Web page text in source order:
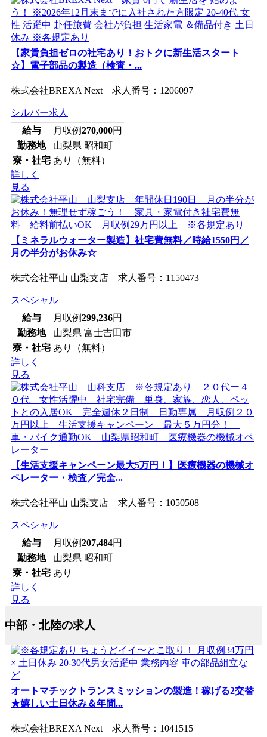
【家賃負担ゼロの社宅あり！おトクに新生活スタート
☆】電子部品の製造（検査・...
株式会社BREXA Next 求人番号：1206097
シルバー求人
給与
月収例270,000円
勤務地
山梨県 昭和町
寮・社宅 あり（無料）
詳しく
見る
【ミネラルウォーター製造】社宅費無料／時給1550円／
月の半分がお休み☆
株式会社平山 山梨支店 求人番号：1150473
スペシャル
給与
月収例299,236円
勤務地
山梨県 富士吉田市
寮・社宅 あり（無料）
詳しく
見る
【生活支援キャンペーン最大5万円！】医療機器の機械オ
ペレーター・検査／完全...
株式会社平山 山梨支店 求人番号：1050508
スペシャル
給与
月収例207,484円
勤務地
山梨県 昭和町
寮・社宅 あり
詳しく
見る
中部・北陸の求人
オートマチックトランスミッションの製造！稼げる2交替
★嬉しい土日休み＆年間...
株式会社BREXA Next 求人番号：1041515